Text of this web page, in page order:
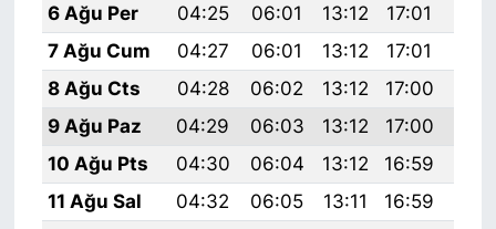
6 Ağu Per
04:25 06:01 13:12 17:01
7 Ağu Cum
04:27 06:01 13:12 17:01
8 Ağu Cts
04:28 06:02 13:12 17:00
9 Ağu Paz
04:29 06:03 13:12 17:00
10 Ağu Pts
04:30 06:04 13:12 16:59
11 Ağu Sal
04:32 06:05 13:11 16:59